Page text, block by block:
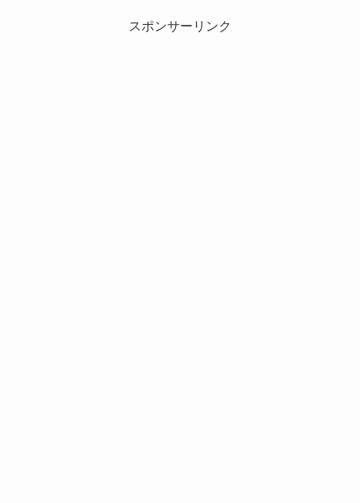
スポンサーリンク